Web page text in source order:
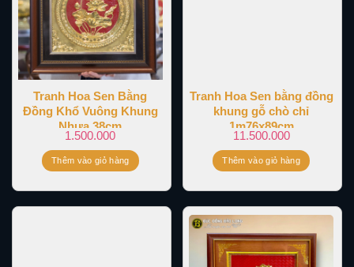
Tranh Hoa Sen Bằng
Đồng Khổ Vuông Khung
Nhựa 38cm
1.500.000
Thêm vào giỏ hàng
Tranh Hoa Sen bằng đồng
khung gỗ chò chỉ
1m76x89cm
11.500.000
Thêm vào giỏ hàng